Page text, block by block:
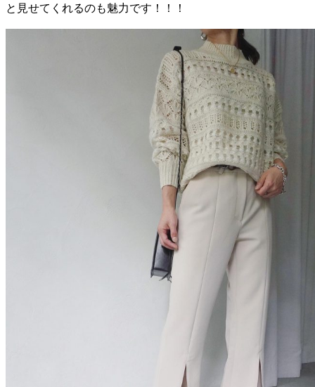
と見せてくれるのも魅力です！！！